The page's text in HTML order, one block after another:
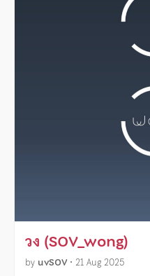
วง (SOV_wong)
by uvSOV • 21 Aug 2025